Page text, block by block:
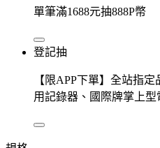
單筆滿1688元抽888P幣
登記抽
【限APP下單】全站指
用記錄器、國際牌掌上